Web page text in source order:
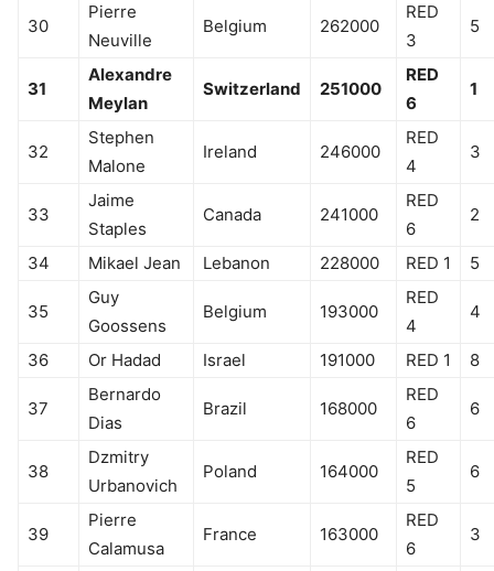
30
Pierre
Neuville
Belgium 262000
RED
3
5
31
Alexandre
Meylan
Switzerland 251000
RED
6
1
32
Stephen
Malone
Ireland 246000
RED
4
3
33
Jaime
Staples
Canada 241000
RED
6
2
34 Mikael Jean Lebanon 228000 RED 1 5
35
Guy
Goossens
Belgium 193000
RED
4
4
36 Or Hadad Israel 191000 RED 1 8
37
Bernardo
Dias
Brazil 168000
RED
6
6
38
Dzmitry
Urbanovich
Poland 164000
RED
5
6
39
Pierre
Calamusa
France 163000
RED
6
3